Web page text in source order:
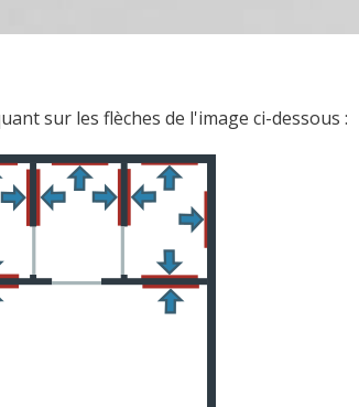
sur les flèches de l'image ci-dessous :